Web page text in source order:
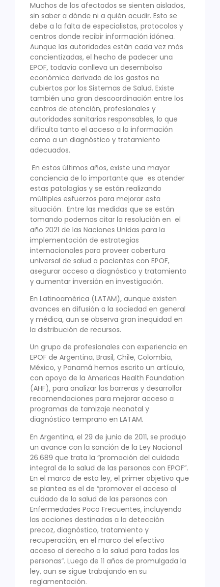
Muchos de los afectados se sienten aislados,
sin saber a dónde ni a quién acudir. Esto se
debe a la falta de especialistas, protocolos y
centros donde recibir información idónea.
Aunque las autoridades están cada vez más
concientizadas, el hecho de padecer una
EPOF, todavía conlleva un desembolso
económico derivado de los gastos no
cubiertos por los Sistemas de Salud. Existe
también una gran descoordinación entre los
centros de atención, profesionales y
autoridades sanitarias responsables, lo que
dificulta tanto el acceso a la información
como a un diagnóstico y tratamiento
adecuados.
En estos últimos años, existe una mayor
conciencia de lo importante que es atender
estas patologías y se están realizando
múltiples esfuerzos para mejorar esta
situación. Entre las medidas que se están
tomando podemos citar la resolución en el
año 2021 de las Naciones Unidas para la
implementación de estrategias
internacionales para proveer cobertura
universal de salud a pacientes con EPOF,
asegurar acceso a diagnóstico y tratamiento
y aumentar inversión en investigación.
En Latinoamérica (LATAM), aunque existen
avances en difusión a la sociedad en general
y médica, aun se observa gran inequidad en
la distribución de recursos.
Un grupo de profesionales con experiencia en
EPOF de Argentina, Brasil, Chile, Colombia,
México, y Panamá hemos escrito un artículo,
con apoyo de la Americas Health Foundation
(AHF), para analizar las barreras y desarrollar
recomendaciones para mejorar acceso a
programas de tamizaje neonatal y
diagnóstico temprano en LATAM.
En Argentina, el 29 de junio de 2011, se produjo
un avance con la sanción de la Ley Nacional
26.689 que trata la “promoción del cuidado
integral de la salud de las personas con EPOF”.
En el marco de esta ley, el primer objetivo que
se plantea es el de “promover el acceso al
cuidado de la salud de las personas con
Enfermedades Poco Frecuentes, incluyendo
las acciones destinadas a la detección
precoz, diagnóstico, tratamiento y
recuperación, en el marco del efectivo
acceso al derecho a la salud para todas las
personas”. Luego de 11 años de promulgada la
ley, aun se sigue trabajando en su
reglamentación.